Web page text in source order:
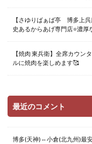
【さゆりばぁば亭 博多上
史あるからあげ専門店⭐️濃
【焼肉 東兵衛】全席カウン
ルに焼肉を楽しめます🥰
最近のコメント
博多(天神)⇔小倉(北九州)最